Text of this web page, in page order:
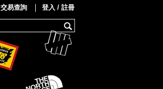
交易查詢 登入 / 註冊